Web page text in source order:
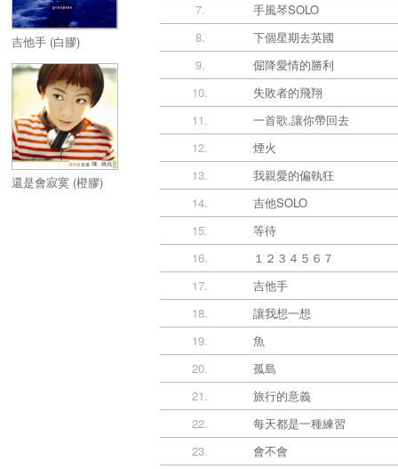
吉他手 (白膠)
還是會寂寞 (橙膠)
7.
手風琴SOLO
8.
下個星期去英國
9.
倔降愛情的勝利
10.
失敗者的飛翔
11.
一首歌,讓你帶回去
12.
煙火
13.
我親愛的偏執狂
14.
吉他SOLO
15.
等待
16.
１２３４５６７
17.
吉他手
18.
讓我想一想
19.
魚
20.
孤島
21.
旅行的意義
22.
每天都是一種練習
23.
會不會